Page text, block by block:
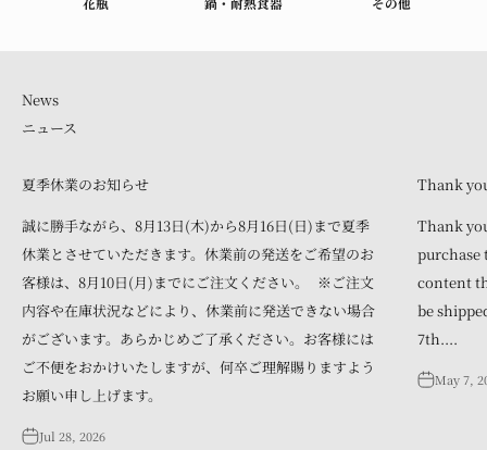
ニュース
夏季休業のお知らせ
誠に勝手ながら、8月13日(木)から8月16日(日)まで夏季
休業とさせていただきます。休業前の発送をご希望のお
客様は、8月10日(月)までにご注文ください。 ※ご注文
内容や在庫状況などにより、休業前に発送できない場合
がございます。あらかじめご了承ください。お客様には
ご不便をおかけいたしますが、何卒ご理解賜りますよう
お願い申し上げます。
Jul 28, 2026
Thank
Thank
purchase
content
be
7th....
May 7,